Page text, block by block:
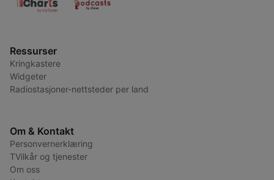
Ressurser
Kringkastere
Widgeter
Radiostasjoner-nettsteder per land
Om & Kontakt
Personvernerklæring
TVilkår og tjenester
Om oss